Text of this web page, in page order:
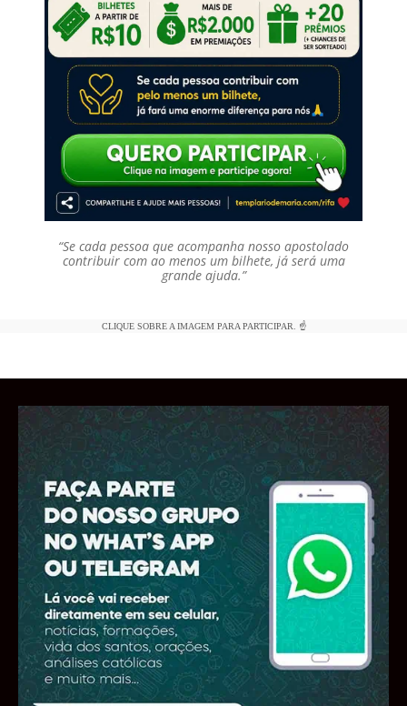
“Se cada pessoa que acompanha nosso apostolado
contribuir com ao menos um bilhete, já será uma
grande ajuda.”
CLIQUE SOBRE A IMAGEM PARA PARTICIPAR. ☝️